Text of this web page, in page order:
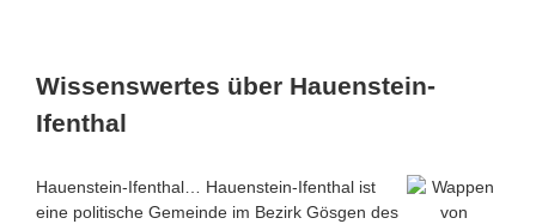
Wissenswertes über Hauenstein-
Ifenthal
Hauenstein-Ifenthal… Hauenstein-Ifenthal ist
eine politische Gemeinde im Bezirk Gösgen des